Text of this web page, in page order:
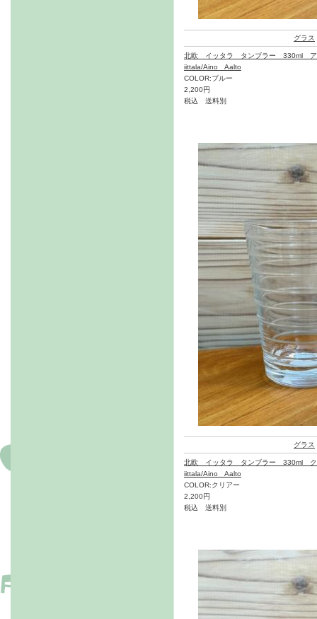
グラス
北欧 イッタラ タンブラー 330ml ア
iittala/Aino Aalto
COLOR:ブルー
2,200円
税込 送料別
グラス
北欧 イッタラ タンブラー 330ml ク
iittala/Aino Aalto
COLOR:クリアー
2,200円
税込 送料別